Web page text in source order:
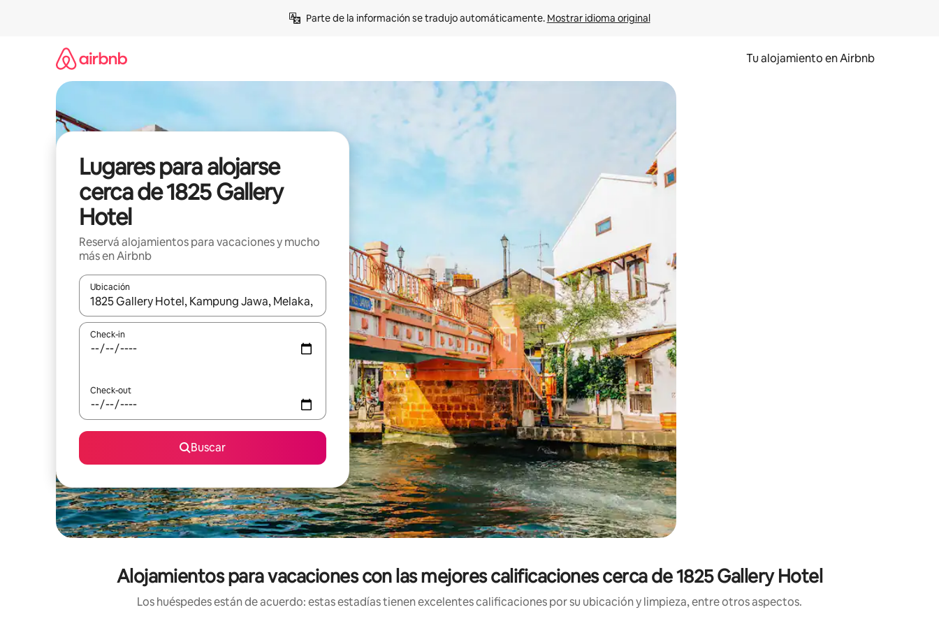
Parte de la información se tradujo automáticamente. Mostrar idioma original
Tu alojamiento en Airbnb
Lugares para alojarse
cerca de 1825 Gallery
Hotel
Reservá alojamientos para vacaciones y mucho
más en Airbnb
Ubicación
Cuando los resultados estén disponibles, navegá con las teclas de flecha hacia arriba y hacia abajo o explorá deslizando el dedo.
Check-in
Check-out
Buscar
Alojamientos para vacaciones con las mejores calificaciones cerca de 1825 Gallery Hotel
Los huéspedes están de acuerdo: estas estadías tienen excelentes calificaciones por su ubicación y limpieza, entre otros aspectos.